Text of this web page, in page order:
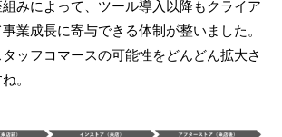
みによって、ツール導入以降もクライア
業成長に寄与できる体制が整いました。
ッフコマースの可能性をどんどん拡大さ
。